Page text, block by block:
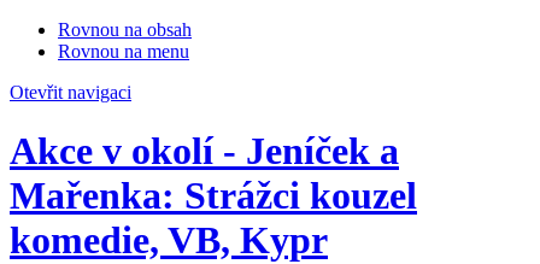
Rovnou na obsah
Rovnou na menu
Otevřit navigaci
Akce v okolí - Jeníček a
Mařenka: Strážci kouzel
komedie, VB, Kypr